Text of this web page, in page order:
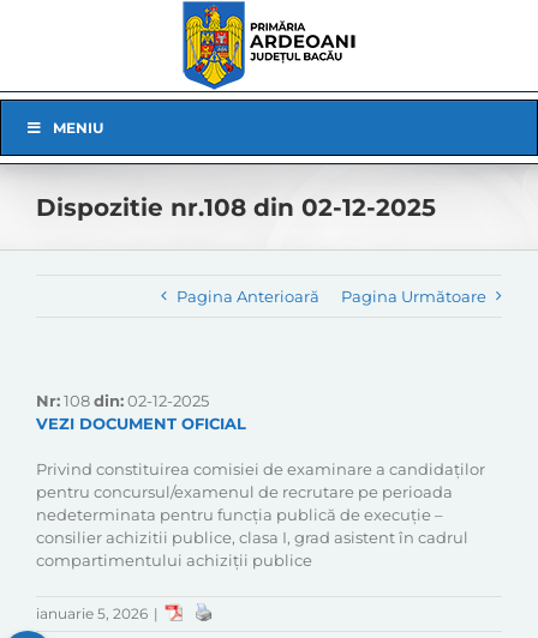
Navigation
MENIU
Dispozitie nr.108 din 02-12-2025
Pagina Anterioară Pagina Următoare
Nr:108din:02-12-2025
VEZI DOCUMENT OFICIAL
Privind constituirea comisiei de examinare a candidaţilor
pentru concursul/examenul de recrutare pe perioada
nedeterminata pentru funcția publică de execuție –
consilier achizitii publice, clasa I, grad asistent în cadrul
compartimentului achiziții publice
ianuarie 5, 2026 |